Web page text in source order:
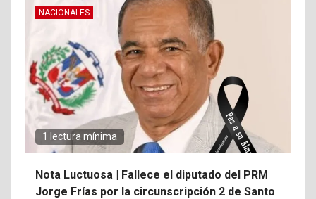
NACIONALES
1 lectura mínima
Nota Luctuosa | Fallece el diputado del PRM
Jorge Frías por la circunscripción 2 de Santo